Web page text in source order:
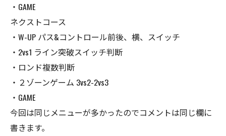
・GAME
ネクストコース
・W-UP パス&コントロール前後、横、スイッチ
・2vs1 ライン突破スイッチ判断
・ロンド複数判断
・２ゾーンゲーム 3vs2-2vs3
・GAME
今回は同じメニューが多かったのでコメントは同じ欄に
書きます。